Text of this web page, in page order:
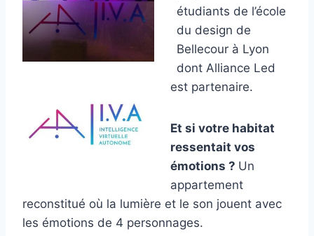
étudiants de l’école
du design de
Bellecour à Lyon
dont Alliance Led
est partenaire.
Et si votre habitat
ressentait vos
émotions ? Un
appartement
reconstitué où la lumière et le son jouent avec
les émotions de 4 personnages.